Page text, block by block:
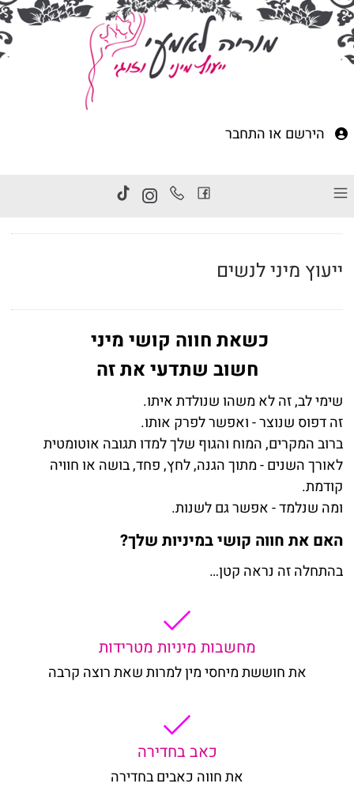
הירשם אוהתחבר
ייעוץ מיני לנשים
כשאת חווה קושי מיני
חשוב שתדעי את זה
שימי לב,זה לא משהו שנולדת איתו.
זה דפוס שנוצר - ואפשר לפרק אותו.
ברוב המקרים, המוח והגוף שלך למדו תגובה אוטומטית
לאורך השנים - מתוך הגנה, לחץ, פחד, בושה או חוויה
קודמת.
ומה שנלמד - אפשר גם לשנות.
האם את חווה קושי במיניות שלך?
בהתחלה זה נראה קטן…
מחשבות מיניות מטרידות
את חוששת מיחסי מין למרות שאת רוצה קרבה
כאב בחדירה
את חווה כאבים בחדירה